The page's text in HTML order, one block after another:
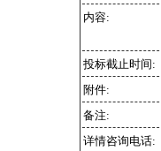
内容:
投标截止时间:
附件:
备注:
详情咨询电话: